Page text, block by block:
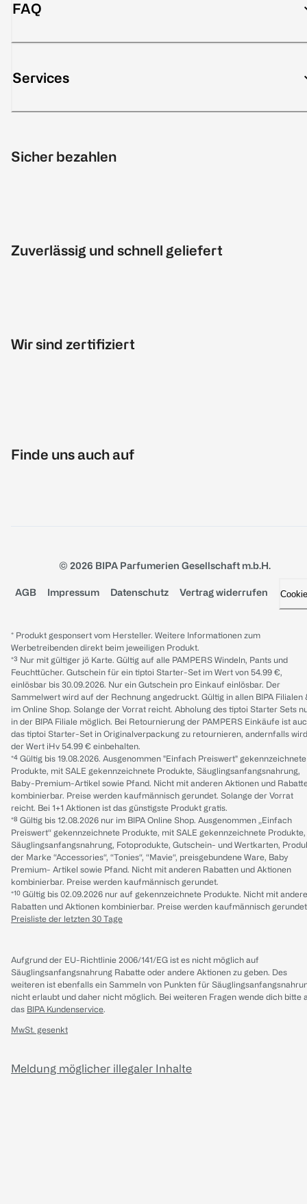
FAQ
Services
Sicher bezahlen
Zuverlässig und schnell geliefert
Wir sind zertifiziert
Finde uns auch auf
© 2026 BIPA Parfumerien Gesellschaft m.b.H.
AGB Impressum Datenschutz Vertrag widerrufen
* Produkt gesponsert vom Hersteller. Weitere Informationen zum
Werbetreibenden direkt beim jeweiligen Produkt.
*³ Nur mit gültiger jö Karte. Gültig auf alle PAMPERS Windeln, Pants und
Feuchttücher. Gutschein für ein tiptoi Starter-Set im Wert von 54.99 €,
einlösbar bis 30.09.2026. Nur ein Gutschein pro Einkauf einlösbar. Der
Sammelwert wird auf der Rechnung angedruckt. Gültig in allen BIPA Filialen
im Online Shop. Solange der Vorrat reicht. Abholung des tiptoi Starter Sets
in der BIPA Filiale möglich. Bei Retournierung der PAMPERS Einkäufe ist
das tiptoi Starter-Set in Originalverpackung zu retournieren, andernfalls wird
der Wert iHv 54.99 € einbehalten.
*⁴ Gültig bis 19.08.2026. Ausgenommen "Einfach Preiswert" gekennzeichnete
Produkte, mit SALE gekennzeichnete Produkte, Säuglingsanfangsnahrung,
Baby-Premium-Artikel sowie Pfand. Nicht mit anderen Aktionen und
kombinierbar. Preise werden kaufmännisch gerundet. Solange der Vorrat
reicht. Bei 1+1 Aktionen ist das günstigste Produkt gratis.
*⁸ Gültig bis 12.08.2026 nur im BIPA Online Shop. Ausgenommen „Einfach
Preiswert“ gekennzeichnete Produkte, mit SALE gekennzeichnete Produkte,
Säuglingsanfangsnahrung, Fotoprodukte, Gutschein- und Wertkarten,
der Marke “Accessories“, “Tonies“, “Mavie“, preisgebundene Ware, Baby
Premium- Artikel sowie Pfand. Nicht mit anderen Rabatten und Aktionen
kombinierbar. Preise werden kaufmännisch gerundet.
*¹⁰ Gültig bis 02.09.2026 nur auf gekennzeichnete Produkte. Nicht mit
Rabatten und Aktionen kombinierbar. Preise werden kaufmännisch
Preisliste der letzten 30 Tage
Aufgrund der EU-Richtlinie 2006/141/EG ist es nicht möglich auf
Säuglingsanfangsnahrung Rabatte oder andere Aktionen zu geben. Des
weiteren ist ebenfalls ein Sammeln von Punkten für
nicht erlaubt und daher nicht möglich. Bei weiteren Fragen wende dich bitte
das BIPA Kundenservice.
MwSt. gesenkt
Meldung möglicher illegaler Inhalte